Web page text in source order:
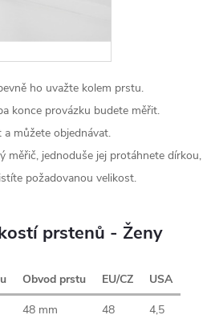
ho uvažte kolem prstu.
konce provázku budete měřit.
můžete objednávat.
měřič, jednoduše jej protáhnete dírkou,
požadovanou velikost.
prstenů - Ženy
Obvod prstu EU/CZ
USA
48 mm 48
4,5